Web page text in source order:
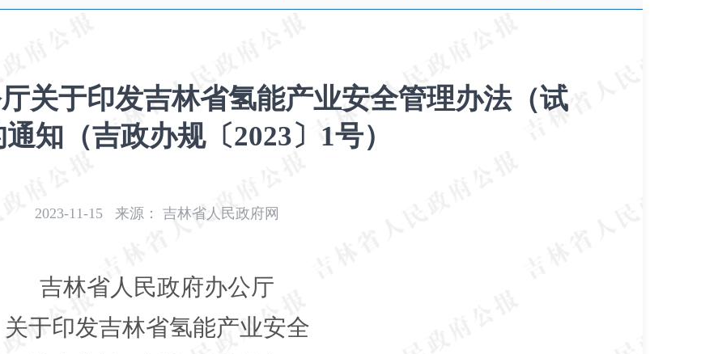
关于印发吉林省氢能产业安全管理办法（试
知（吉政办规〔2023〕1号）
2023-11-15 来源： 吉林省人民政府网
吉林省人民政府办公厅
关于印发吉林省氢能产业安全